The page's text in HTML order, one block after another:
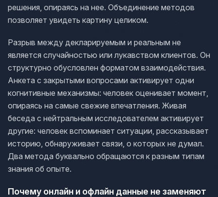
решения, опираясь на нее. Объединение методов
позволяет увидеть картину целиком.
Разрыв между декларируемым и реальным не
является случайностью или лукавством клиентов. Он
структурно обусловлен форматом взаимодействия.
Анкета с закрытыми вопросами активирует одни
когнитивные механизмы: человек оценивает момент,
опираясь на самые свежие впечатления. Живая
беседа с нейтральным исследователем активирует
другие: человек вспоминает ситуации, рассказывает
историю, обнаруживает связи, о которых не думал.
Два метода буквально обращаются к разным типам
знания об опыте.
Почему онлайн и офлайн данные не заменяют